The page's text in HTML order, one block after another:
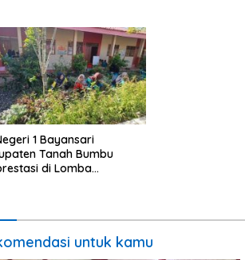
1 Bayansari
Tanah Bumbu
di Lomba
untuk kamu